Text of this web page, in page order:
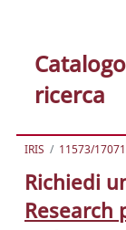
ricerca
IRIS 11573/
Richiedi